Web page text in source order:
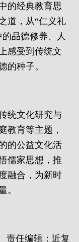
的经典教育思
道，从“仁义礼
品德修养、人
感受到传统文
的种子。
统文化研究与
教育等主题，
的公益文化活
儒家思想，推
融合，为新时
。
责任编辑：近复